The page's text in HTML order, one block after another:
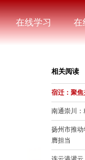
在线学习 在
相关阅读
南通崇川：
扬州市推
膺担当